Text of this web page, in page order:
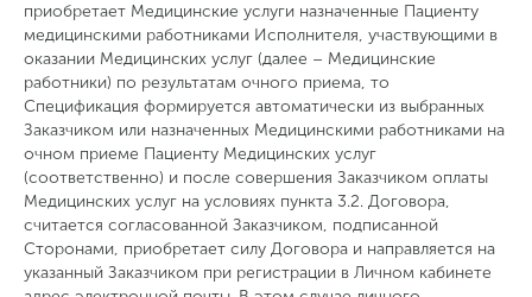
приобретает Медицинские услуги назначенные Пациенту
медицинскими работниками Исполнителя, участвующими в
оказании Медицинских услуг (далее – Медицинские
работники) по результатам очного приема, то
Спецификация формируется автоматически из выбранных
Заказчиком или назначенных Медицинскими работниками на
очном приеме Пациенту Медицинских услуг
(соответственно) и после совершения Заказчиком оплаты
Медицинских услуг на условиях пункта 3.2. Договора,
считается согласованной Заказчиком, подписанной
Сторонами, приобретает силу Договора и направляется на
указанный Заказчиком при регистрации в Личном кабинете